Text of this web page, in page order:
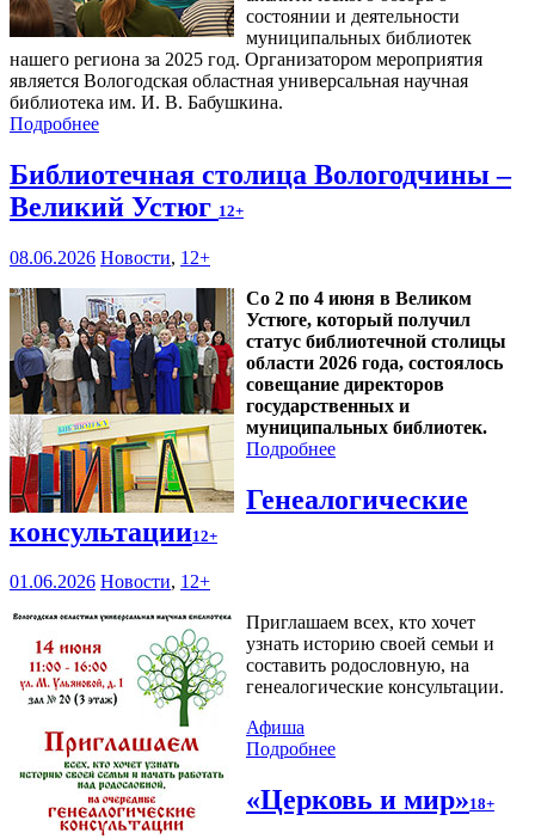
состоянии и деятельности
муниципальных библиотек
нашего региона за 2025 год. Организатором мероприятия
является Вологодская областная универсальная научная
библиотека им. И. В. Бабушкина.
Подробнее
Библиотечная столица Вологодчины –
Великий Устюг 12+
08.06.2026 Новости, 12+
Со 2 по 4 июня в Великом
Устюге, который получил
статус библиотечной столицы
области 2026 года, состоялось
совещание директоров
государственных и
муниципальных библиотек.
Подробнее
Генеалогические
консультации12+
01.06.2026 Новости, 12+
Приглашаем всех, кто хочет
узнать историю своей семьи и
составить родословную, на
генеалогические консультации.
Афиша
Подробнее
«Церковь и мир»18+